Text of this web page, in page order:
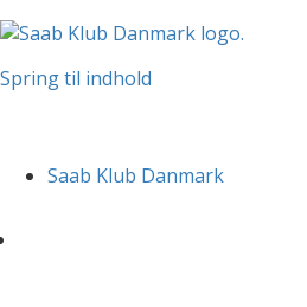
Spring til indhold
Saab Klub Danmark